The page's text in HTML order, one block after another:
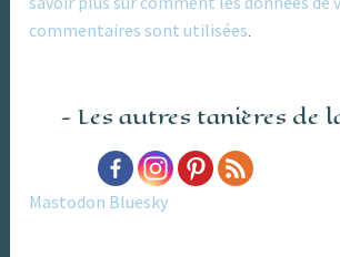
commentaires sont utilisées.
Les autres tanières de
Mastodon Bluesky